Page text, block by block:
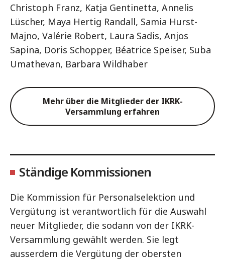
Christoph Franz, Katja Gentinetta, Annelis
Lüscher, Maya Hertig Randall, Samia Hurst-
Majno, Valérie Robert, Laura Sadis, Anjos
Sapina, Doris Schopper, Béatrice Speiser, Suba
Umathevan, Barbara Wildhaber
Mehr über die Mitglieder der IKRK-
Versammlung erfahren
Ständige Kommissionen
Die Kommission für Personalselektion und
Vergütung ist verantwortlich für die Auswahl
neuer Mitglieder, die sodann von der IKRK-
Versammlung gewählt werden. Sie legt
ausserdem die Vergütung der obersten